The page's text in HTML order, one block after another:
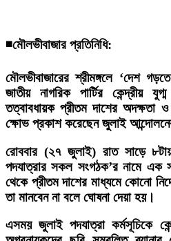
◾মৌলভীবাজার প্রতিনিধি:
মৌলভীবাজারের শ্রীমঙ্গলে ‘দেশ
জাতীয় নাগরিক পার্টির কেন্দ্রীয়
তত্বাবধায়ক প্রীতম দাশের অদক্ষতা ও
ক্ষোভ প্রকাশ করেছেন জুলাই
রোববার (২৭ জুলাই) রাত সাড়ে
পদযাত্রার সকল সংগঠক’র নামে এক
থেকে প্রীতম দাশের মাধ্যমে কোনো
তা মানবেন না বলে ঘোষনা দেয়া হয়।
এসময় জুলাই পদযাত্রা কর্মসূচিকে